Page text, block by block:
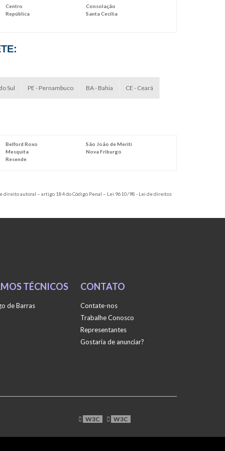
stand up pouch personalizado
Centro
Consolação
República
Santa Cecília
Sul PE - Pernambuco BA - Bahia CE - Ceará
Belford Roxo
São João de Meriti
Mesquita
Nova Friburgo
Resende
direito autoral – artigo 184 do Código Penal – Lei 9610/98 - Lei de direitos
TÉCNICOS
de Barras
CONTATO
Contate-nos
Trabalhe Conosco
Representantes
Gostaria de anunciar?
W3C W3C